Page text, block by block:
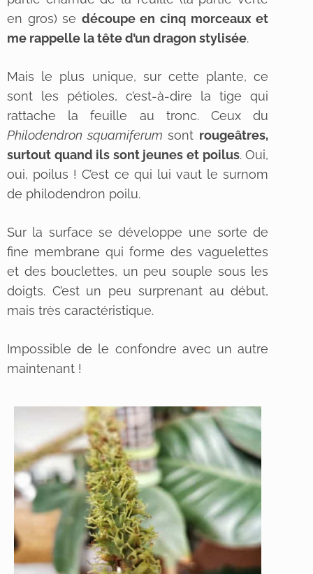
en gros) se découpe en cinq morceaux et
me rappelle la tête d’un dragon stylisée.
Mais le plus unique, sur cette plante, ce
sont les pétioles, c’est-à-dire la tige qui
rattache la feuille au tronc. Ceux du
Philodendron squamiferum sont rougeâtres,
surtout quand ils sont jeunes et poilus. Oui,
oui, poilus ! C’est ce qui lui vaut le surnom
de philodendron poilu.
Sur la surface se développe une sorte de
fine membrane qui forme des vaguelettes
et des bouclettes, un peu souple sous les
doigts. C’est un peu surprenant au début,
mais très caractéristique.
Impossible de le confondre avec un autre
maintenant !